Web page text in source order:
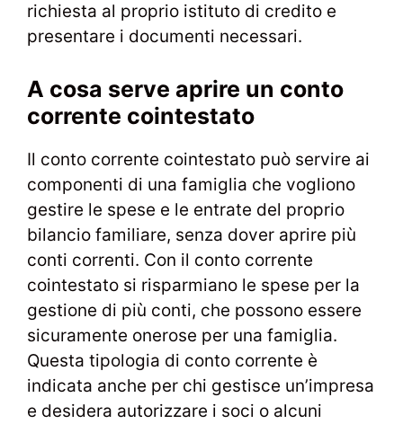
richiesta al proprio istituto di credito e
presentare i documenti necessari.
A cosa serve aprire un conto
corrente cointestato
Il conto corrente cointestato può servire ai
componenti di una famiglia che vogliono
gestire le spese e le entrate del proprio
bilancio familiare, senza dover aprire più
conti correnti. Con il conto corrente
cointestato si risparmiano le spese per la
gestione di più conti, che possono essere
sicuramente onerose per una famiglia.
Questa tipologia di conto corrente è
indicata anche per chi gestisce un’impresa
e desidera autorizzare i soci o alcuni